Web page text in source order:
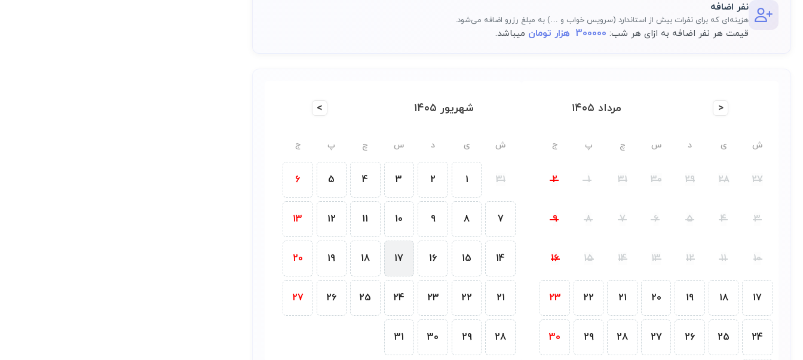
نفر اضافه
هزینه‌ای که برای نفرات بیش از استاندارد (سرویس خواب و …) به مبلغ رزرو اضافه می‌شود.
قیمت هر نفر اضافه به ازای هر شب: 300000 هزار تومان میباشد.
< مرداد ۱۴۰۵
ش ی د س چ پ ج
27
28
29
30
31
1
2
3
4
5
6
7
8
9
10
11
12
13
14
15
16
17
18
19
20
21
22
23
24
25
26
27
28
29
30
شهریور ۱۴۰۵ >
ش ی د س چ پ ج
31
1
2
3
4
5
6
7
8
9
10
11
12
13
14
15
16
17
18
19
20
21
22
23
24
25
26
27
28
29
30
31